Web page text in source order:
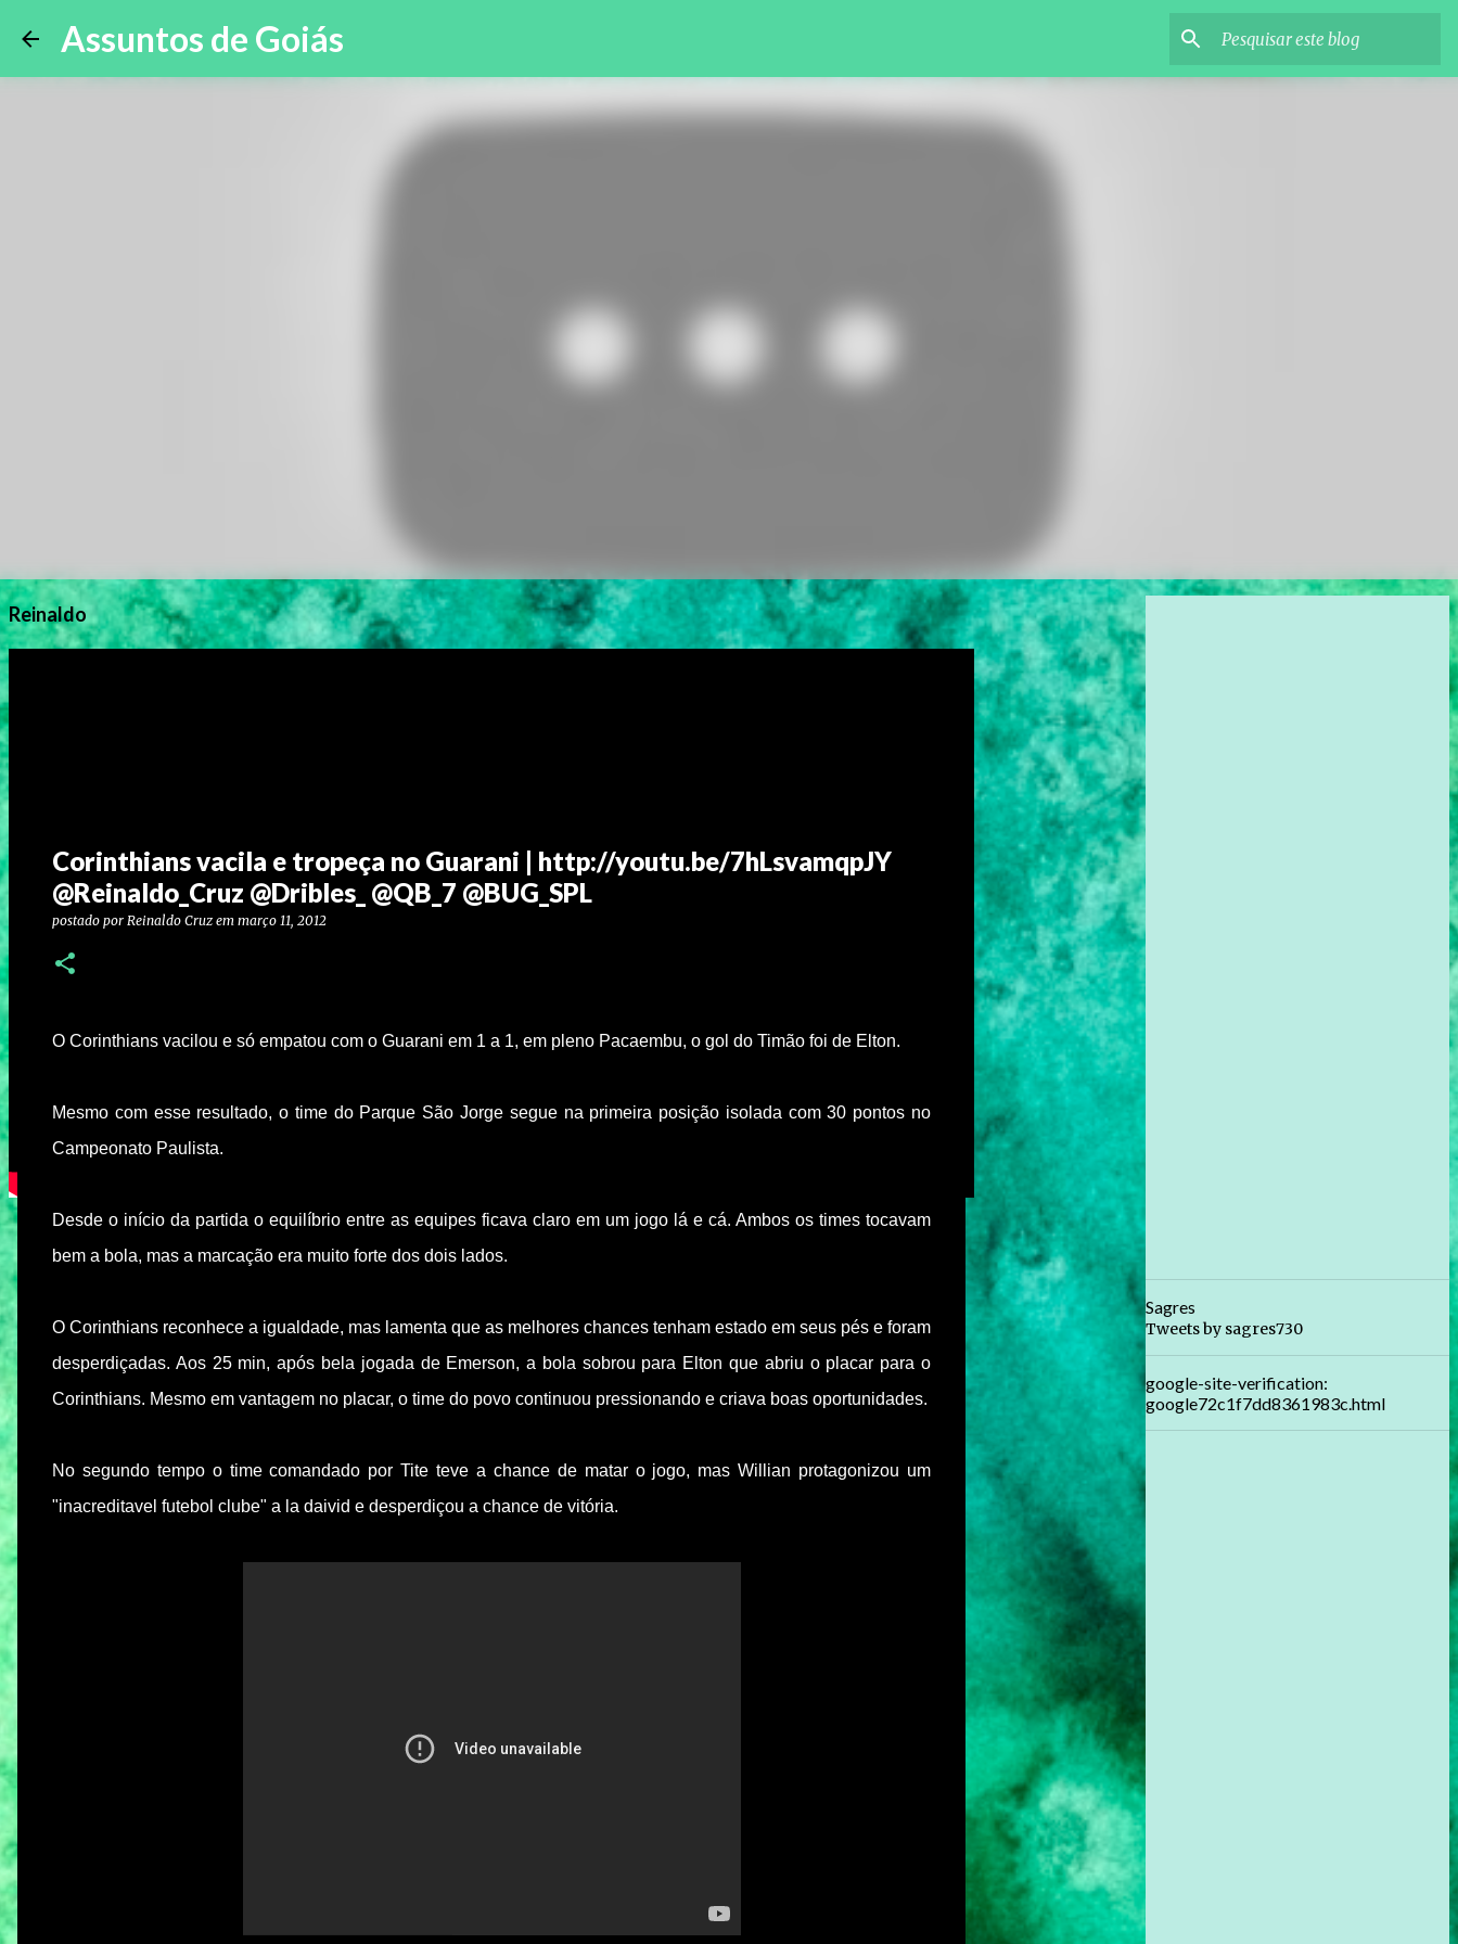
Assuntos de Goiás
Reinaldo
Corinthians vacila e tropeça no Guarani | http://youtu.be/7hLsvamqpJY
@Reinaldo_Cruz @Dribles_ @QB_7 @BUG_SPL
postado por Reinaldo Cruz em março 11, 2012
O Corinthians vacilou e só empatou com o Guarani em 1 a 1, em pleno Pacaembu, o gol do Timão foi de Elton.
Mesmo com esse resultado, o time do Parque São Jorge segue na primeira posição isolada com 30 pontos no
Campeonato Paulista.
Desde o início da partida o equilíbrio entre as equipes ficava claro em um jogo lá e cá. Ambos os times tocavam
bem a bola, mas a marcação era muito forte dos dois lados.
O Corinthians reconhece a igualdade, mas lamenta que as melhores chances tenham estado em seus pés e foram
desperdiçadas. Aos 25 min, após bela jogada de Emerson, a bola sobrou para Elton que abriu o placar para o
Corinthians. Mesmo em vantagem no placar, o time do povo continuou pressionando e criava boas oportunidades.
No segundo tempo o time comandado por Tite teve a chance de matar o jogo, mas Willian protagonizou um
"inacreditavel futebol clube" a la daivid e desperdiçou a chance de vitória.
Sagres
Tweets by sagres730
google-site-verification:
google72c1f7dd8361983c.html